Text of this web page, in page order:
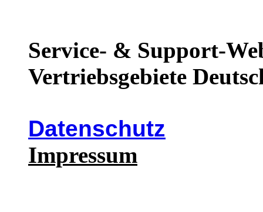
Service- & Support-
Vertriebsgebiete
Datenschutz
Impressum